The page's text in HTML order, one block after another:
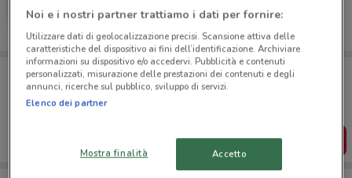
Scade il 05/09 6.6 km
Porta DoveConviene sempre con te!
Puoi trovare le migliori offerte dei negozi vicino a te,
salvarle e creare la tua lista del risparmio, comodamente
dal tuo cellulare.
SCARICA L’APP
Noi e i nostri partner trattiamo i dati per fornire:
Utilizzare dati di geolocalizzazione precisi. Scansione attiva delle
caratteristiche del dispositivo ai fini dell’identificazione. Archiviare
informazioni su dispositivo e/o accedervi. Pubblicità e contenuti
personalizzati, misurazione delle prestazioni dei contenuti e degli
annunci, ricerche sul pubblico, sviluppo di servizi.
Elenco dei partner
Mostra finalità Accetto